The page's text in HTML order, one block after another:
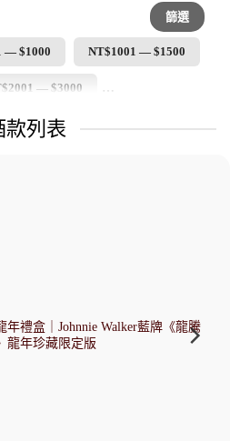
— $1000 NT$1001 — $1500
— $3000
— $5000
篩選
款列表
年禮盒｜Johnnie Walker藍牌《龍騰
龍年珍藏限定版